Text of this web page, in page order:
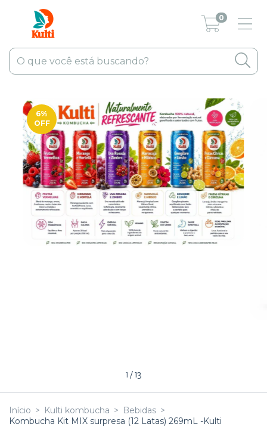
0
6%
OFF
1 /13
Início > Kulti kombucha > Bebidas >
Kombucha Kit MIX surpresa (12 Latas) 269mL -Kulti